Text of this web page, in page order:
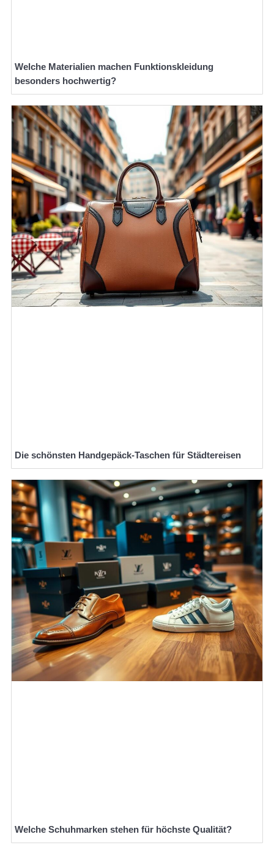
Welche Materialien machen Funktionskleidung
besonders hochwertig?
Die schönsten Handgepäck-Taschen für Städtereisen
Welche Schuhmarken stehen für höchste Qualität?